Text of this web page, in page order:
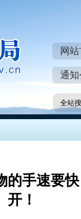
网
通
全站
的手速要
开！